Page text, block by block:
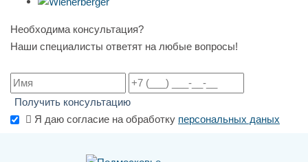
Необходима консультация?
Наши специалисты ответят на любые вопросы!
Получить консультацию
Я даю согласие на обработку персональных даных